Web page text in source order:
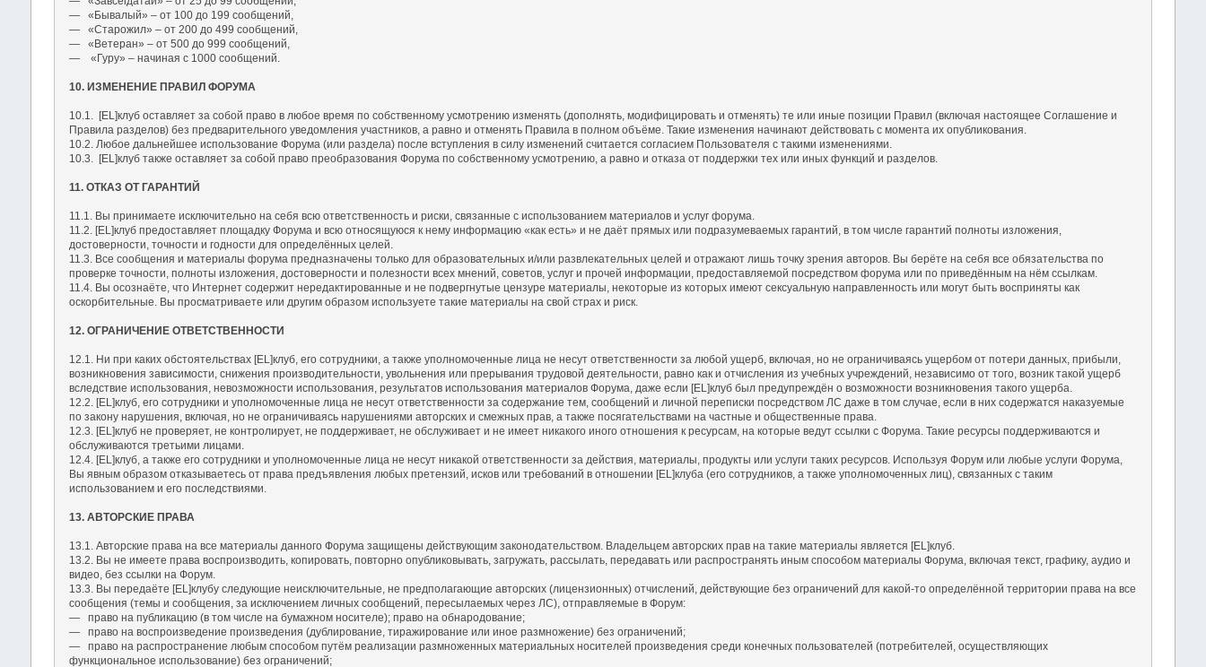
― «Бывалый» – от 100 до 199 сообщений,
― «Старожил» – от 200 до 499 сообщений,
― «Ветеран» – от 500 до 999 сообщений,
― «Гуру» – начиная с 1000 сообщений.
10. ИЗМЕНЕНИЕ ПРАВИЛ ФОРУМА
10.1. [EL]клуб оставляет за собой право в любое время по собственному усмотрению изменять (дополнять, модифицировать и отменять) те или иные позиции Правил (включая настоящее Соглашение и
Правила разделов) без предварительного уведомления участников, а равно и отменять Правила в полном объёме. Такие изменения начинают действовать с момента их опубликования.
10.2. Любое дальнейшее использование Форума (или раздела) после вступления в силу изменений считается согласием Пользователя с такими изменениями.
10.3. [EL]клуб также оставляет за собой право преобразования Форума по собственному усмотрению, а равно и отказа от поддержки тех или иных функций и разделов.
11. ОТКАЗ ОТ ГАРАНТИЙ
11.1. Вы принимаете исключительно на себя всю ответственность и риски, связанные с использованием материалов и услуг форума.
11.2. [EL]клуб предоставляет площадку Форума и всю относящуюся к нему информацию «как есть» и не даёт прямых или подразумеваемых гарантий, в том числе гарантий полноты изложения,
достоверности, точности и годности для определённых целей.
11.3. Все сообщения и материалы форума предназначены только для образовательных и/или развлекательных целей и отражают лишь точку зрения авторов. Вы берёте на себя все обязательства по
проверке точности, полноты изложения, достоверности и полезности всех мнений, советов, услуг и прочей информации, предоставляемой посредством форума или по приведённым на нём ссылкам.
11.4. Вы осознаёте, что Интернет содержит нередактированные и не подвергнутые цензуре материалы, некоторые из которых имеют сексуальную направленность или могут быть восприняты как
оскорбительные. Вы просматриваете или другим образом используете такие материалы на свой страх и риск.
12. ОГРАНИЧЕНИЕ ОТВЕТСТВЕННОСТИ
12.1. Ни при каких обстоятельствах [EL]клуб, его сотрудники, а также уполномоченные лица не несут ответственности за любой ущерб, включая, но не ограничиваясь ущербом от потери данных, прибыли,
возникновения зависимости, снижения производительности, увольнения или прерывания трудовой деятельности, равно как и отчисления из учебных учреждений, независимо от того, возник такой ущерб
вследствие использования, невозможности использования, результатов использования материалов Форума, даже если [EL]клуб был предупреждён о возможности возникновения такого ущерба.
12.2. [EL]клуб, его сотрудники и уполномоченные лица не несут ответственности за содержание тем, сообщений и личной переписки посредством ЛС даже в том случае, если в них содержатся наказуемые
по закону нарушения, включая, но не ограничиваясь нарушениями авторских и смежных прав, а также посягательствами на частные и общественные права.
12.3. [EL]клуб не проверяет, не контролирует, не поддерживает, не обслуживает и не имеет никакого иного отношения к ресурсам, на которые ведут ссылки с Форума. Такие ресурсы поддерживаются и
обслуживаются третьими лицами.
12.4. [EL]клуб, а также его сотрудники и уполномоченные лица не несут никакой ответственности за действия, материалы, продукты или услуги таких ресурсов. Используя Форум или любые услуги Форума,
Вы явным образом отказываетесь от права предъявления любых претензий, исков или требований в отношении [EL]клуба (его сотрудников, а также уполномоченных лиц), связанных с таким
использованием и его последствиями.
13. АВТОРСКИЕ ПРАВА
13.1. Авторские права на все материалы данного Форума защищены действующим законодательством. Владельцем авторских прав на такие материалы является [EL]клуб.
13.2. Вы не имеете права воспроизводить, копировать, повторно опубликовывать, загружать, рассылать, передавать или распространять иным способом материалы Форума, включая текст, графику, аудио и
видео, без ссылки на Форум.
13.3. Вы передаёте [EL]клубу следующие неисключительные, не предполагающие авторских (лицензионных) отчислений, действующие без ограничений для какой-то определённой территории права на все
сообщения (темы и сообщения, за исключением личных сообщений, пересылаемых через ЛС), отправляемые в Форум:
― право на публикацию (в том числе на бумажном носителе); право на обнародование;
― право на воспроизведение произведения (дублирование, тиражирование или иное размножение) без ограничений;
― право на распространение любым способом путём реализации размноженных материальных носителей произведения среди конечных пользователей (потребителей, осуществляющих
функциональное использование) без ограничений;